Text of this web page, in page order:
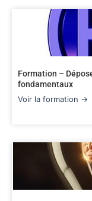
Formation –
fondamentaux
Voir la formation →